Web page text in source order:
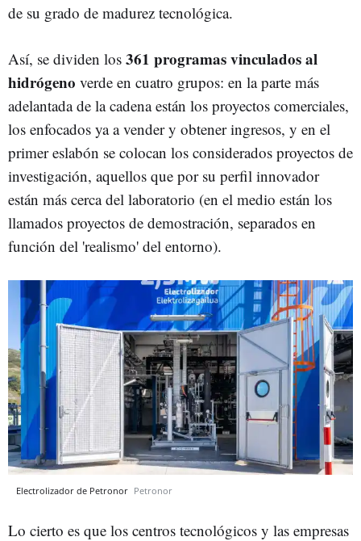
de su grado de madurez tecnológica.
Así, se dividen los 361 programas vinculados al
hidrógeno verde en cuatro grupos: en la parte más
adelantada de la cadena están los proyectos comerciales,
los enfocados ya a vender y obtener ingresos, y en el
primer eslabón se colocan los considerados proyectos de
investigación, aquellos que por su perfil innovador
están más cerca del laboratorio (en el medio están los
llamados proyectos de demostración, separados en
función del 'realismo' del entorno).
Electrolizador de Petronor Petronor
Lo cierto es que los centros tecnológicos y las empresas